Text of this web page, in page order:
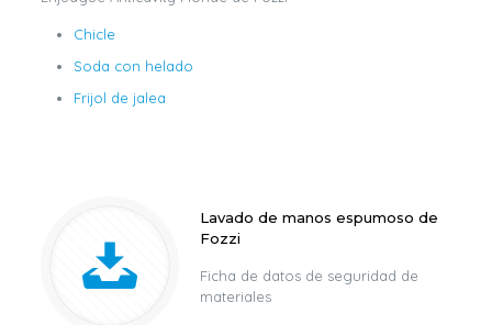
Chicle
Soda con helado
Frijol de jalea
Lavado de manos espumoso de
Fozzi
Ficha de datos de seguridad de
materiales